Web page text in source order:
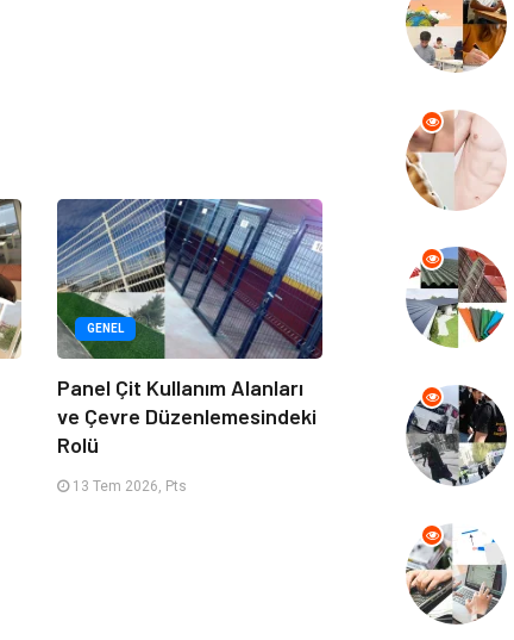
GENEL
Panel Çit Kullanım Alanları
ve Çevre Düzenlemesindeki
Rolü
13 Tem 2026, Pts
Bebek Giyim